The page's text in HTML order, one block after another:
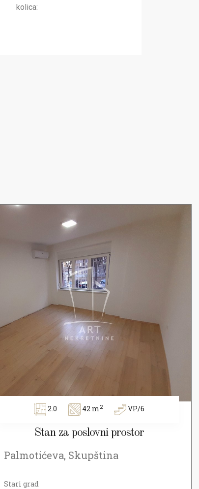
kolica:
2.0 42 m2 VP/6
Stan za poslovni prostor
Palmotićeva, Skupština
Stari grad